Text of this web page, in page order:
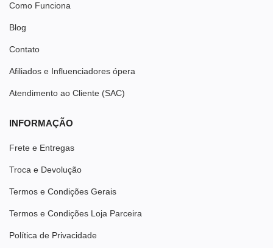
Como Funciona
Blog
Contato
Afiliados e Influenciadores ópera
Atendimento ao Cliente (SAC)
INFORMAÇÃO
Frete e Entregas
Troca e Devolução
Termos e Condições Gerais
Termos e Condições Loja Parceira
Política de Privacidade